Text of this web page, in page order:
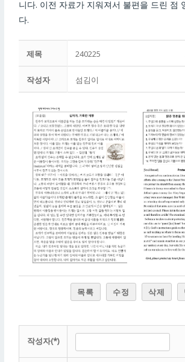
니다. 이전 자료가 지워져서 불편을 드린 점
다.
제목 240225
작성자 섬김이
목록 수정 삭제
작성자(*)